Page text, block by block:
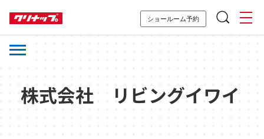
ショールーム予約
株式会社 リビングイワイ